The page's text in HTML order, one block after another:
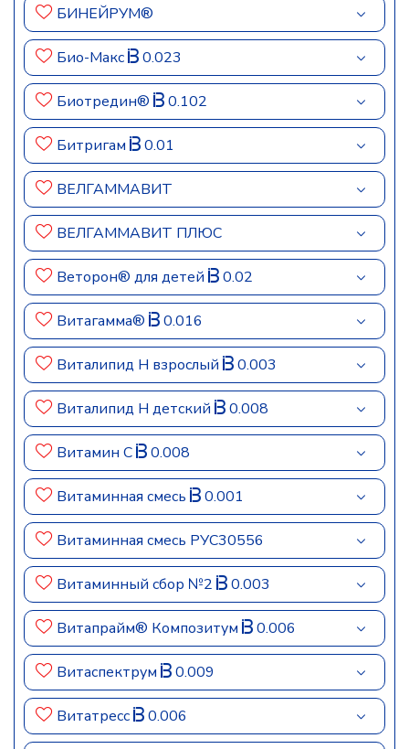
БИНЕЙРУМ®
Био-Макс 0.023
Биотредин® 0.102
Битригам 0.01
ВЕЛГАММАВИТ
ВЕЛГАММАВИТ ПЛЮС
Веторон® для детей 0.02
Витагамма® 0.016
Виталипид Н взрослый 0.003
Виталипид Н детский 0.008
Витамин C 0.008
Витаминная смесь 0.001
Витаминная смесь РУС30556
Витаминный сбор №2 0.003
Витапрайм® Композитум 0.006
Витаспектрум 0.009
Витатресс 0.006